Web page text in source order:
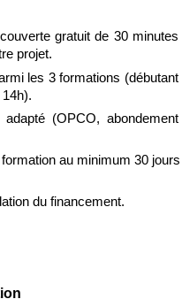
gratuit de 30 minutes
projet.
les 3 formations (débutant
adapté (OPCO, abondement
au minimum 30 jours
du financement.